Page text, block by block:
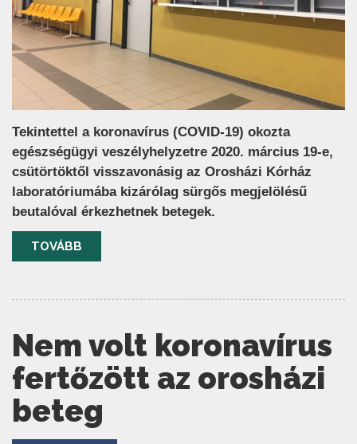
Tekintettel a koronavírus (COVID-19) okozta
egészségügyi veszélyhelyzetre 2020. március 19-e,
csütörtöktől visszavonásig az Orosházi Kórház
laboratóriumába kizárólag sürgős megjelölésű
beutalóval érkezhetnek betegek.
TOVÁBB
Nem volt koronavírus
fertőzött az orosházi
beteg